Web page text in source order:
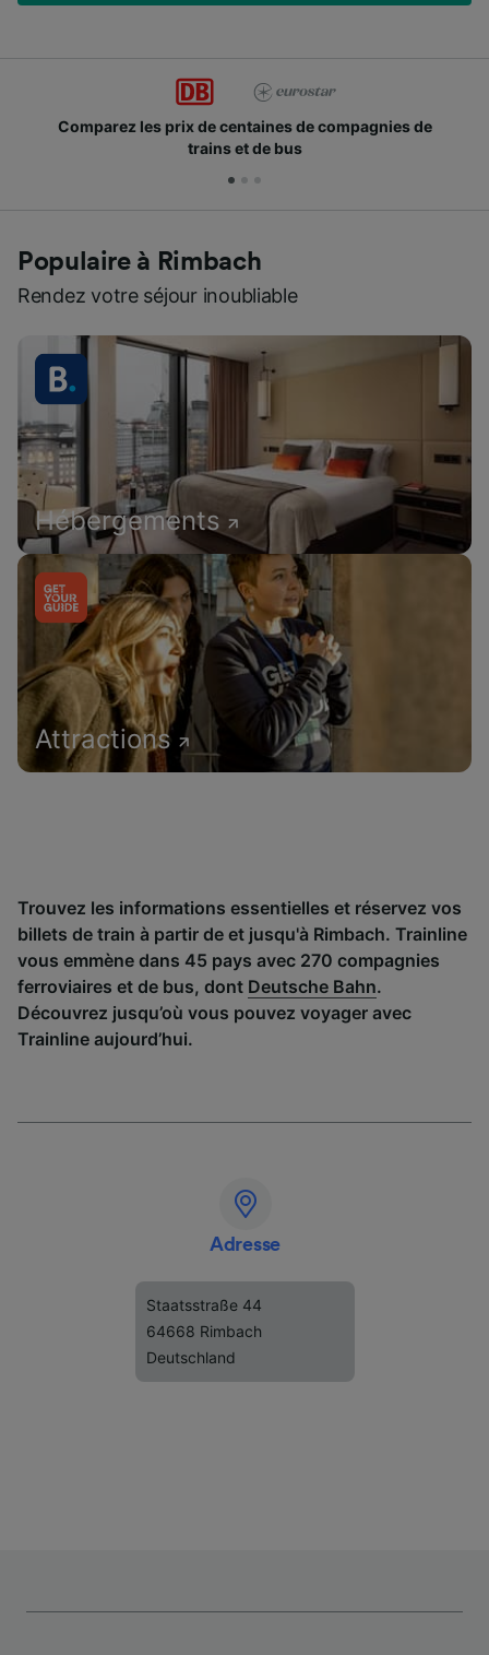
Comparez les prix de centaines de compagnies de
trains et de bus
Populaire à Rimbach
Rendez votre séjour inoubliable
Hébergements
Attractions
Trouvez les informations essentielles et réservez vos
billets de train à partir de et jusqu'à Rimbach. Trainline
vous emmène dans 45 pays avec 270 compagnies
ferroviaires et de bus, dont Deutsche Bahn.
Découvrez jusqu’où vous pouvez voyager avec
Trainline aujourd’hui.
Adresse
Staatsstraße 44
64668 Rimbach
Deutschland